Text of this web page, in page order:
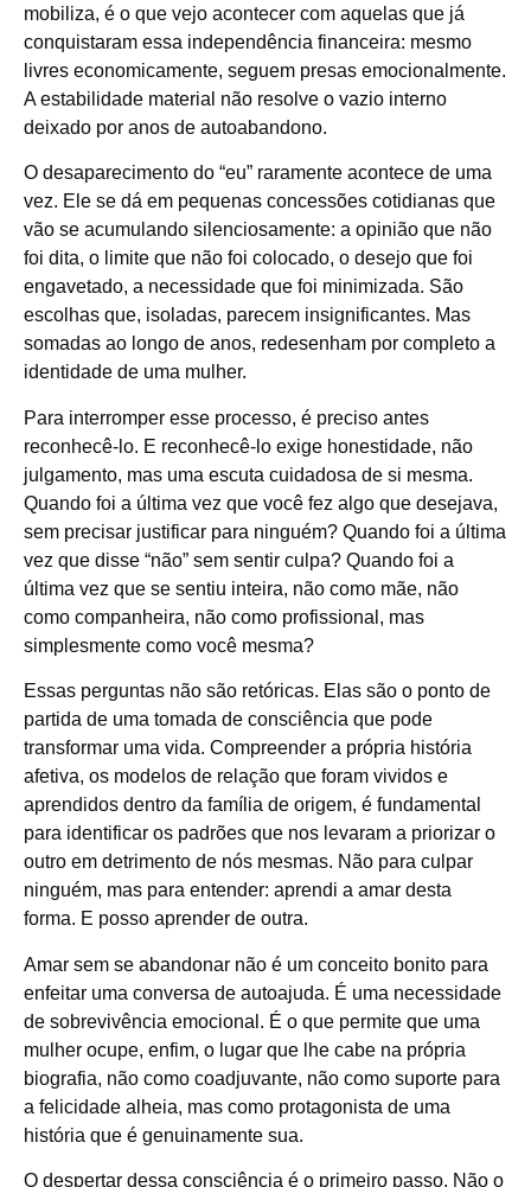
mobiliza, é o que vejo acontecer com aquelas que já
conquistaram essa independência financeira: mesmo
livres economicamente, seguem presas emocionalmente.
A estabilidade material não resolve o vazio interno
deixado por anos de autoabandono.
O desaparecimento do “eu” raramente acontece de uma
vez. Ele se dá em pequenas concessões cotidianas que
vão se acumulando silenciosamente: a opinião que não
foi dita, o limite que não foi colocado, o desejo que foi
engavetado, a necessidade que foi minimizada. São
escolhas que, isoladas, parecem insignificantes. Mas
somadas ao longo de anos, redesenham por completo a
identidade de uma mulher.
Para interromper esse processo, é preciso antes
reconhecê-lo. E reconhecê-lo exige honestidade, não
julgamento, mas uma escuta cuidadosa de si mesma.
Quando foi a última vez que você fez algo que desejava,
sem precisar justificar para ninguém? Quando foi a última
vez que disse “não” sem sentir culpa? Quando foi a
última vez que se sentiu inteira, não como mãe, não
como companheira, não como profissional, mas
simplesmente como você mesma?
Essas perguntas não são retóricas. Elas são o ponto de
partida de uma tomada de consciência que pode
transformar uma vida. Compreender a própria história
afetiva, os modelos de relação que foram vividos e
aprendidos dentro da família de origem, é fundamental
para identificar os padrões que nos levaram a priorizar o
outro em detrimento de nós mesmas. Não para culpar
ninguém, mas para entender: aprendi a amar desta
forma. E posso aprender de outra.
Amar sem se abandonar não é um conceito bonito para
enfeitar uma conversa de autoajuda. É uma necessidade
de sobrevivência emocional. É o que permite que uma
mulher ocupe, enfim, o lugar que lhe cabe na própria
biografia, não como coadjuvante, não como suporte para
a felicidade alheia, mas como protagonista de uma
história que é genuinamente sua.
O despertar dessa consciência é o primeiro passo. Não o